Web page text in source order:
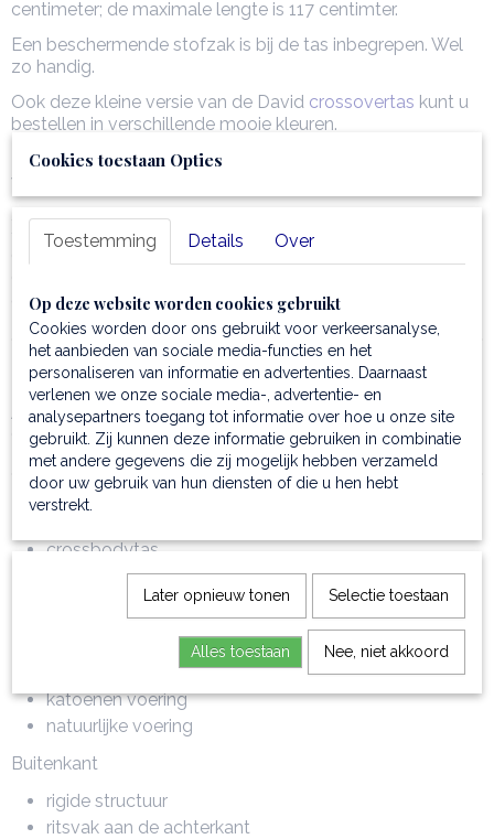
centimeter; de maximale lengte is 117 centimter.
Een beschermende stofzak is bij de tas inbegrepen. Wel
zo handig.
Ook deze kleine versie van de David crossovertas kunt u
bestellen in verschillende mooie kleuren.
En ja - u raad het al - ook deze tas kan gepersonaliseerd
worden.
Leuk weetje:
Graveren is niet hetzelfde als embossing.
embossing is een reliëftechniek.
HANDIG OM TE WETEN:
Afmetingen : 21,5 x 24 x 7 cm.
Gewicht: 0,9 kg.
Type
crossbodytas
volnerf leder
katoenen voering
natuurlijke voering
Buitenkant
rigide structuur
ritsvak aan de achterkant
Cookies toestaan Opties
Toestemming Details Over
Op deze website worden cookies gebruikt
Cookies worden door ons gebruikt voor verkeersanalyse,
het aanbieden van sociale media-functies en het
personaliseren van informatie en advertenties. Daarnaast
verlenen we onze sociale media-, advertentie- en
analysepartners toegang tot informatie over hoe u onze site
gebruikt. Zij kunnen deze informatie gebruiken in combinatie
met andere gegevens die zij mogelijk hebben verzameld
door uw gebruik van hun diensten of die u hen hebt
verstrekt.
Later opnieuw tonen Selectie toestaan
Alles toestaan Nee, niet akkoord